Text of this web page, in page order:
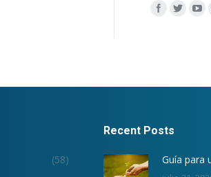
Encuéntranos
(58)
Recent Posts
Guía para